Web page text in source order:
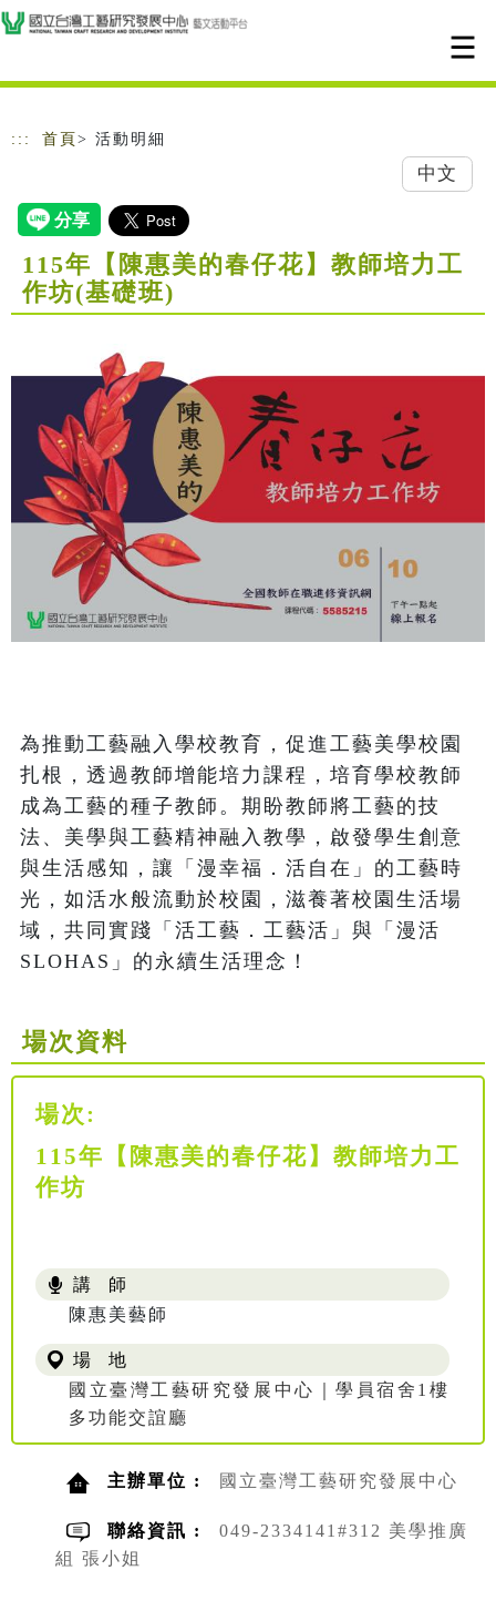
跳到主要內容
網站導覽
::: 首頁 > 活動明細
中文
115年【陳惠美的春仔花】教師培力工
作坊(基礎班)
為推動工藝融入學校教育，促進工藝美學校園
扎根，透過教師增能培力課程，培育學校教師
成為工藝的種子教師。期盼教師將工藝的技
法、美學與工藝精神融入教學，啟發學生創意
與生活感知，讓「漫幸福．活自在」的工藝時
光，如活水般流動於校園，滋養著校園生活場
域，共同實踐「活工藝．工藝活」與「漫活
場次資料
場次:
115年【陳惠美的春仔花】教師培力工
作坊
講 師
陳惠美藝師
場 地
國立臺灣工藝研究發展中心｜學員宿舍1樓
多功能交誼廳
主辦單位 : 國立臺灣工藝研究發展中心
聯絡資訊 :
049-2334141#312 美學推廣
組 張小姐